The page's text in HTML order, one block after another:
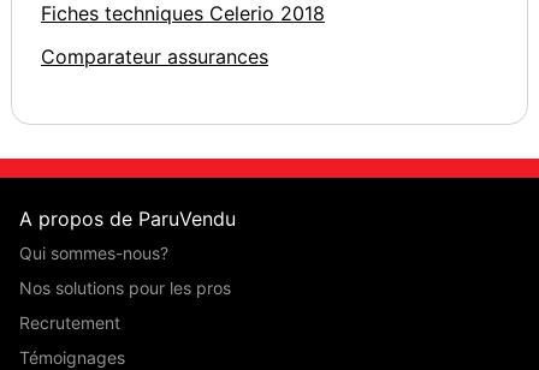
Fiches techniques Celerio 2018
Comparateur assurances
A propos de ParuVendu
Qui sommes-nous?
Nos solutions pour les pros
Recrutement
Témoignages